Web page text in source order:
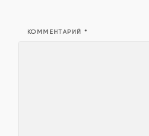
КОММЕНТАРИЙ *